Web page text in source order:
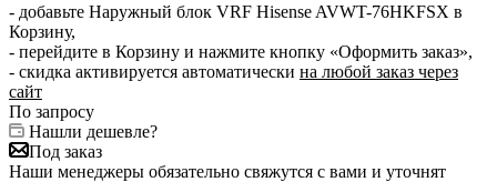
- добавьте Наружный блок VRF Hisense AVWT-76HKFSX в
Корзину,
- перейдите в Корзину и нажмите кнопку «Оформить заказ»,
- скидка активируется автоматически на любой заказ через
сайт
По запросу
Нашли дешевле?
Под заказ
Наши менеджеры обязательно свяжутся с вами и уточнят